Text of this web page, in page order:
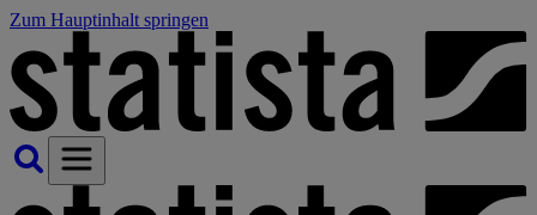
Zum Hauptinhalt springen